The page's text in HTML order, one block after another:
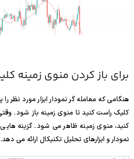
برای باز کردن منوی زمینه
هنگامی که معامله گر نمودار ابزار مورد نظر را
کلیک راست کنید تا منوی زمینه باز شود.
کنید، منوی زمینه ظاهر می شود. گزینه
نمودار و ابزارهای تحلیل تکنیکال ارائه می دهد.